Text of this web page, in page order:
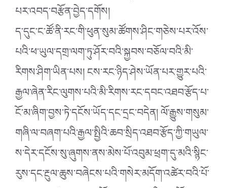
པར་འབད་བརྩོན་བྱེད་དགོས།
ད་དུང་ང་ཚོ་ནི་རང་གི་ཕུན་སུམ་ཚོགས་ཤིང་གཅེས་པར་འོས་
པའི་ཕ་ཡུལ་དགྲ་ལག་ཏུ་ཤོར་བའི་སྐྱབས་བཅོལ་བའི་མི་
རིགས་ཤིག་ཡིན་པས། ངས་རང་ཉིད་ཤེས་ཡོན་པར་གྱུར་པའི་
རྒྱལ་ཞེན་རིང་ལུགས་པའི་མི་རིགས་རང་དབང་འཐབ་རྩོད་པ་
ངོ་མ་ཞིག་བྱས་ཏེ་དངོས་ཡོད་དང་དྲང་བདེན། ལོ་རྒྱུས་གསུམ་
གཞི་ལ་བཞག་པའི་རྒྱལ་སྤྱིའི་ཆབ་སྲིད་འཐབ་རྩོད་ཀྱི་གཡུལ་
ས་དེར་དངོས་སུ་ཞུགས་ནས་མེས་པོ་འབུམ་ཕྲག་དུ་མའི་སྙིང་
རུས་དང་རྔུལ་ཆུས་བཞེངས་པའི་གསེར་མདོག་འཚེར་བའི་པོ་